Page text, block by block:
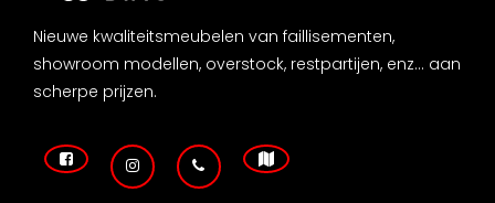
Nieuwe kwaliteitsmeubelen van faillisementen,
showroom modellen, overstock, restpartijen, enz... aan
scherpe prijzen.